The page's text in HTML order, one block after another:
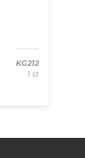
KG212
1 st